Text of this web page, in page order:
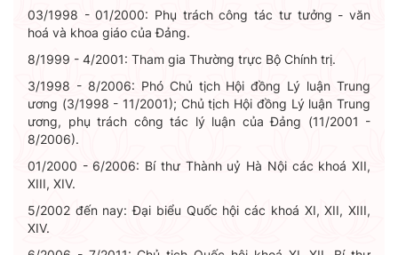
03/1998 - 01/2000: Phụ trách công tác tư tưởng - văn
hoá và khoa giáo của Đảng.
8/1999 - 4/2001: Tham gia Thường trực Bộ Chính trị.
3/1998 - 8/2006: Phó Chủ tịch Hội đồng Lý luận Trung
ương (3/1998 - 11/2001); Chủ tịch Hội đồng Lý luận Trung
ương, phụ trách công tác lý luận của Đảng (11/2001 -
8/2006).
01/2000 - 6/2006: Bí thư Thành uỷ Hà Nội các khoá XII,
XIII, XIV.
5/2002 đến nay: Đại biểu Quốc hội các khoá XI, XII, XIII,
XIV.